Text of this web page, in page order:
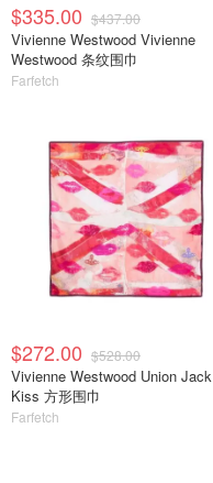
$335.00 $437.00
Vivienne Westwood Vivienne
Westwood 条纹围巾
Farfetch
$272.00 $528.00
Vivienne Westwood Union Jack
Kiss 方形围巾
Farfetch